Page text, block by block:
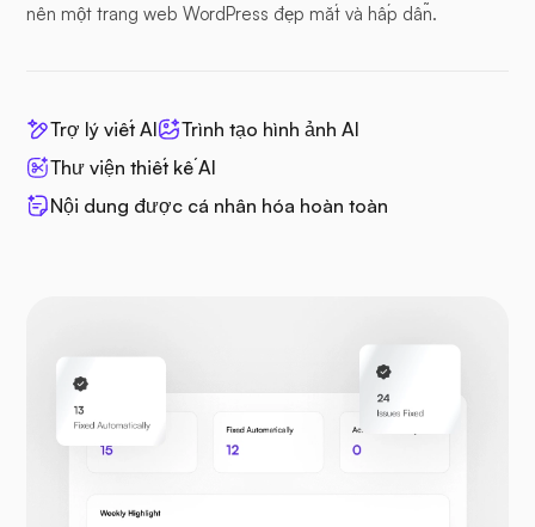
nên một trang web WordPress đẹp mắt và hấp dẫn.
Trợ lý viết AI
Trình tạo hình ảnh AI
Thư viện thiết kế AI
Nội dung được cá nhân hóa hoàn toàn